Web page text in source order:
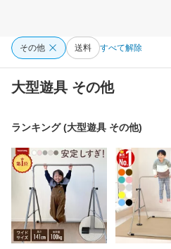
その他 送料 すべて解除
大型遊具 その他
ランキング (大型遊具 その他)